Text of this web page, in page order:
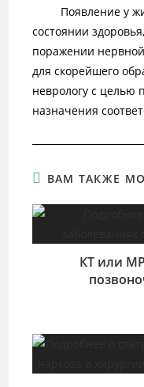
Появление у
состоянии
поражении
для скорейшего
неврологу с целью
назначения
ВАМ ТАКЖЕ
КТ или